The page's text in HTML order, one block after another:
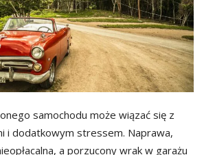
samochodu może wiązać się z
i dodatkowym stressem. Naprawa,
a porzucony wrak w garażu